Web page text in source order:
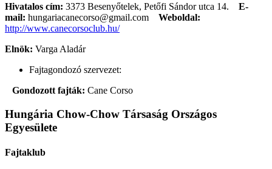
Hivatalos cím: 3373 Besenyőtelek, Petőfi Sándor utca 14. E-
mail: hungariacanecorso@gmail.com
Weboldal:
http://www.canecorsoclub.hu/
Elnök: Varga Aladár
Fajtagondozó szervezet:
Gondozott fajták: Cane Corso
Hungária Chow-Chow Társaság Országos
Egyesülete
Fajtaklub